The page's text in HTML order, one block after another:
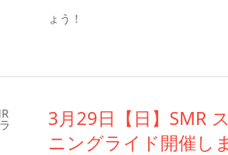
ょう！
3月29日【日】SMR
ニングライド開催し